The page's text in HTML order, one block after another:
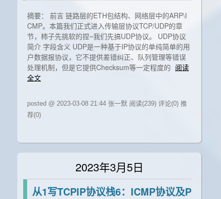
摘要： 前言 链路层的ETH包结构、网络层中的ARP\I
CMP。本篇我们正式进入传输层协议TCP/UDP的章
节，柿子先挑软的捏~我们先搞UDP协议。 UDP协议
简介 字段含义 UDP是一种基于IP协议的单纯简单的用
户数据报协议，它不提供差错纠正、队列管理等错误
处理机制，但是它提供Checksum等一定程度的 阅读
全文
posted @ 2023-03-08 21:44 张一默 阅读(239) 评论(0) 推
荐(0)
2023年3月5日
从1写TCPIP协议栈6：ICMP协议及P